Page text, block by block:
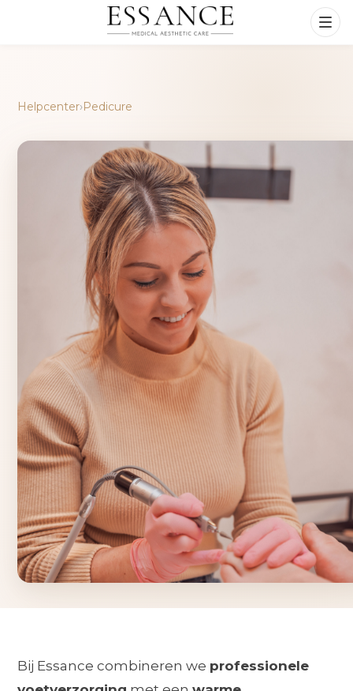
Helpcenter›Pedicure
Bij Essance combineren we professionele